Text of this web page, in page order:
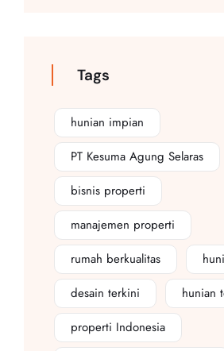
Tags
hunian impian
PT Kesuma Agung Selaras
bisnis properti
manajemen properti
rumah berkualitas
desain terkini
hunian
properti Indonesia